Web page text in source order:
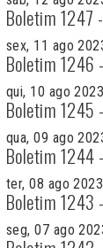
Boletim 1247
sex, 11 ago
Boletim 1246
qui, 10 ago 2023
Boletim 1245
qua, 09 ago
Boletim 1244
ter, 08 ago 2023
Boletim 1243
seg, 07 ago